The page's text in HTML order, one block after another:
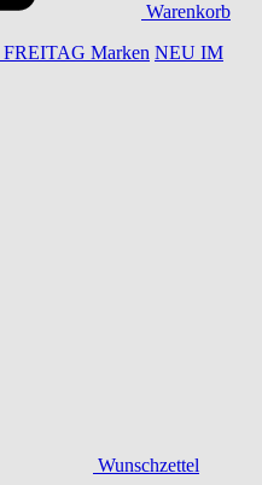
Warenkorb
FREITAG Marken NEU IM
Wunschzettel